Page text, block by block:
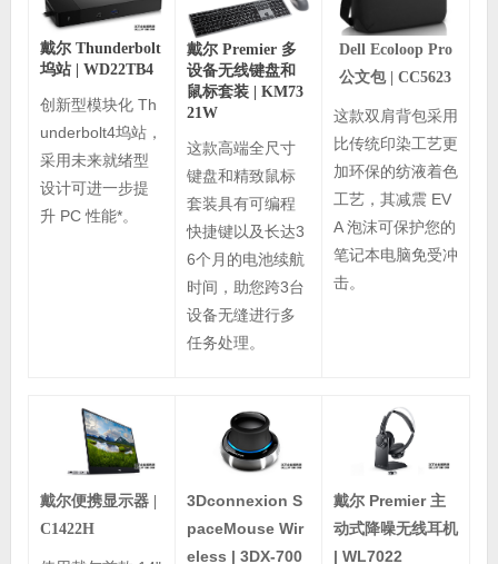
戴尔 Thunderbolt
坞站 | WD22TB4
创新型模块化 Th
underbolt4坞站，
采用未来就绪型
设计可进一步提
升 PC 性能*。
戴尔 Premier 多
设备无线键盘和
鼠标套装 | KM73
21W
这款高端全尺寸
键盘和精致鼠标
套装具有可编程
快捷键以及长达3
6个月的电池续航
时间，助您跨3台
设备无缝进行多
任务处理。
Dell Ecoloop Pro
公文包 | CC5623
这款双肩背包采用
比传统印染工艺更
加环保的纺液着色
工艺，其减震 EV
A 泡沫可保护您的
笔记本电脑免受冲
击。
戴尔便携显示器 |
C1422H
3Dconnexion S
paceMouse Wir
eless | 3DX-700
戴尔 Premier 主
动式降噪无线耳机
| WL7022